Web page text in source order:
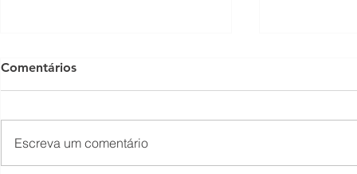
Comentários
Escreva um comentário